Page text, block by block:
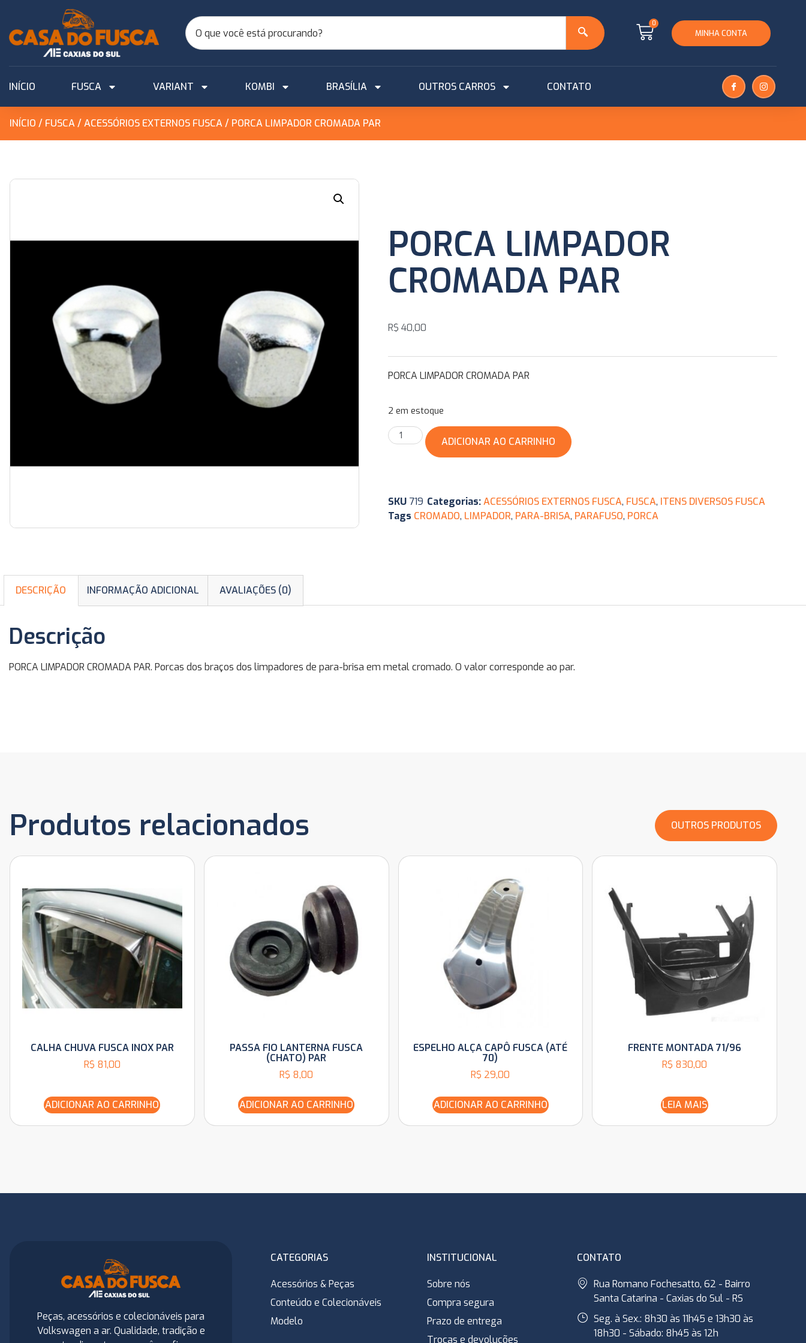
0
MINHA CONTA
INÍCIO FUSCA VARIANT KOMBI BRASÍLIA OUTROS CARROS CONTATO
INÍCIO / FUSCA/ACESSÓRIOS EXTERNOS FUSCA/ PORCA LIMPADOR CROMADA PAR
PORCA LIMPADOR
CROMADA PAR
R$ 40,00
PORCA LIMPADOR CROMADA PAR
2 em estoque
ADICIONAR AO CARRINHO
SKU 719 Categorias:ACESSÓRIOS EXTERNOS FUSCA, FUSCA, ITENS DIVERSOS FUSCA
Tags CROMADO, LIMPADOR, PARA-BRISA, PARAFUSO, PORCA
DESCRIÇÃO INFORMAÇÃO ADICIONAL AVALIAÇÕES (0)
Descrição
PORCA LIMPADOR CROMADA PAR. Porcas dos braços dos limpadores de para-brisa em metal cromado. O valor corresponde ao par.
Produtos relacionados OUTROS PRODUTOS
CALHA CHUVA FUSCA INOX PAR
R$ 81,00
ADICIONAR AO CARRINHO
PASSA FIO LANTERNA FUSCA
(CHATO) PAR
R$ 8,00
ADICIONAR AO CARRINHO
ESPELHO ALÇA CAPÔ FUSCA (ATÉ
70)
R$ 29,00
ADICIONAR AO CARRINHO
FRENTE MONTADA 71/96
R$ 830,00
LEIA MAIS
Peças, acessórios e colecionáveis para
Volkswagen a ar. Qualidade, tradição e
CATEGORIAS
Acessórios & Peças
Conteúdo e Colecionáveis
Modelo
INSTITUCIONAL
Sobre nós
Compra segura
Prazo de entrega
Trocas e devoluções
CONTATO
Rua Romano Fochesatto, 62 - Bairro
Santa Catarina - Caxias do Sul - RS
Seg. à Sex.: 8h30 às 11h45 e 13h30 às
18h30 - Sábado: 8h45 às 12h